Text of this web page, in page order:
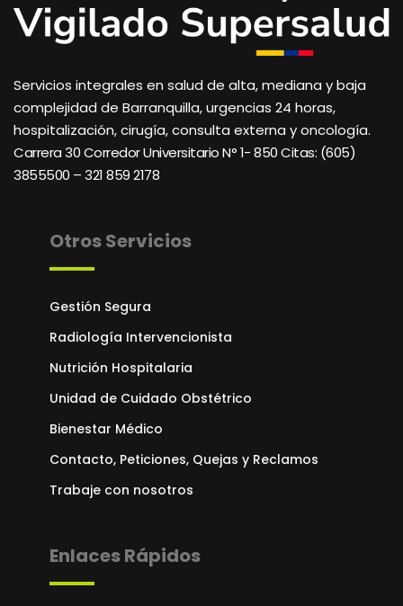
Servicios integrales en salud de alta, mediana y baja
complejidad de Barranquilla, urgencias 24 horas,
hospitalización, cirugía, consulta externa y oncología.
Carrera 30 Corredor Universitario N° 1- 850 Citas: (605)
3855500 – 321 859 2178
Otros Servicios
Gestión Segura
Radiología Intervencionista
Nutrición Hospitalaria
Unidad de Cuidado Obstétrico
Bienestar Médico
Contacto, Peticiones, Quejas y Reclamos
Trabaje con nosotros
Enlaces Rápidos